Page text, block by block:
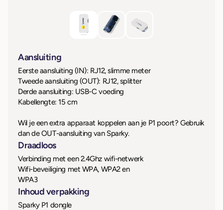
Aansluiting
Eerste aansluiting (IN): RJ12, slimme meter
Tweede aansluiting (OUT): RJ12, splitter
Derde aansluiting: USB-C voeding
Kabellengte: 15 cm
Wil je een extra apparaat koppelen aan je P1 poort? Gebruik
dan de OUT-aansluiting van Sparky.
Draadloos
Verbinding met een 2.4Ghz wifi-netwerk
Wifi-beveiliging met WPA, WPA2 en
WPA3
Inhoud verpakking
Sparky P1 dongle